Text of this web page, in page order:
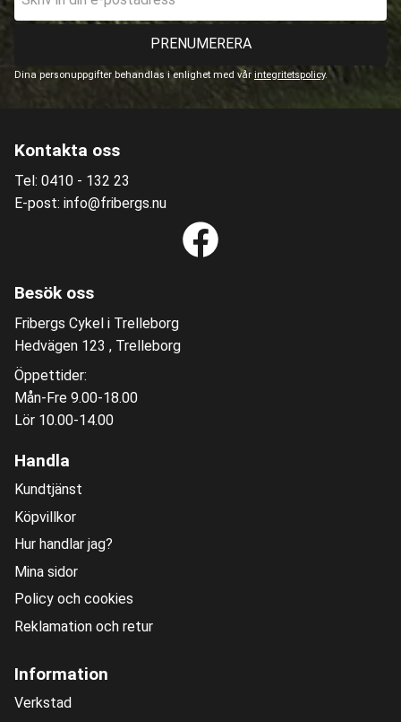
PRENUMERERA
Dina personuppgifter behandlas i enlighet med vår integritetspolicy.
Kontakta oss
Tel: 0410 - 132 23
E-post: info@fribergs.nu
Besök oss
Fribergs Cykel i Trelleborg
Hedvägen 123 , Trelleborg
Öppettider:
Mån-Fre 9.00-18.00
Lör 10.00-14.00
Handla
Kundtjänst
Köpvillkor
Hur handlar jag?
Mina sidor
Policy och cookies
Reklamation och retur
Information
Verkstad